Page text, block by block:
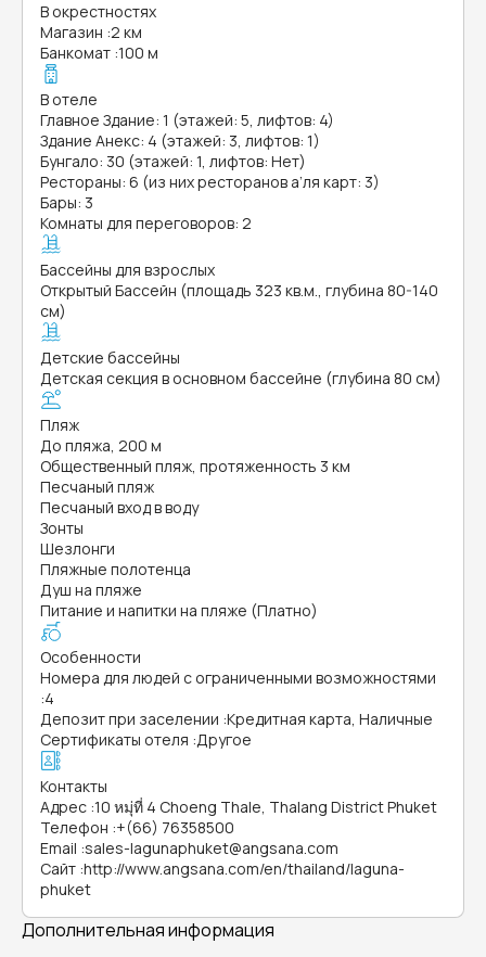
В окрестностях
Магазин :2 км
Банкомат :100 м
В отеле
Главное Здание: 1 (этажей: 5, лифтов: 4)
Здание Анекс: 4 (этажей: 3, лифтов: 1)
Бунгало: 30 (этажей: 1, лифтов: Нет)
Рестораны: 6 (из них ресторанов а’ля карт: 3)
Бары: 3
Комнаты для переговоров: 2
Бассейны для взрослых
Открытый Бассейн (площадь 323 кв.м., глубина 80-140
см)
Детские бассейны
Детская секция в основном бассейне (глубина 80 см)
Пляж
До пляжа, 200 м
Общественный пляж, протяженность 3 км
Песчаный пляж
Песчаный вход в воду
Зонты
Шезлонги
Пляжные полотенца
Душ на пляже
Питание и напитки на пляже (Платно)
Особенности
Номера для людей с ограниченными возможностями
:4
Депозит при заселении :Кредитная карта, Наличные
Сертификаты отеля :Другое
Контакты
Адрес :10 หมุ่ที่ 4 Choeng Thale, Thalang District Phuket
Телефон :+(66) 76358500
Email :sales-lagunaphuket@angsana.com
Сайт :http://www.angsana.com/en/thailand/laguna-
phuket
Дополнительная информация